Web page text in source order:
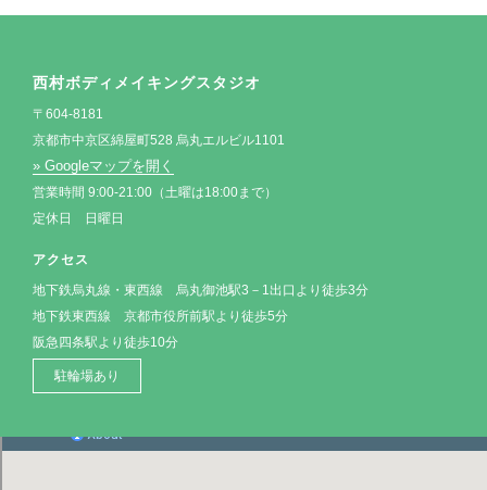
西村ボディメイキングスタジオ
〒604-8181
京都市中京区綿屋町528 烏丸エルビル1101
» Googleマップを開く
営業時間 9:00-21:00（土曜は18:00まで）
定休日 日曜日
アクセス
地下鉄烏丸線・東西線 烏丸御池駅3－1出口より徒歩3分
地下鉄東西線 京都市役所前駅より徒歩5分
阪急四条駅より徒歩10分
駐輪場あり